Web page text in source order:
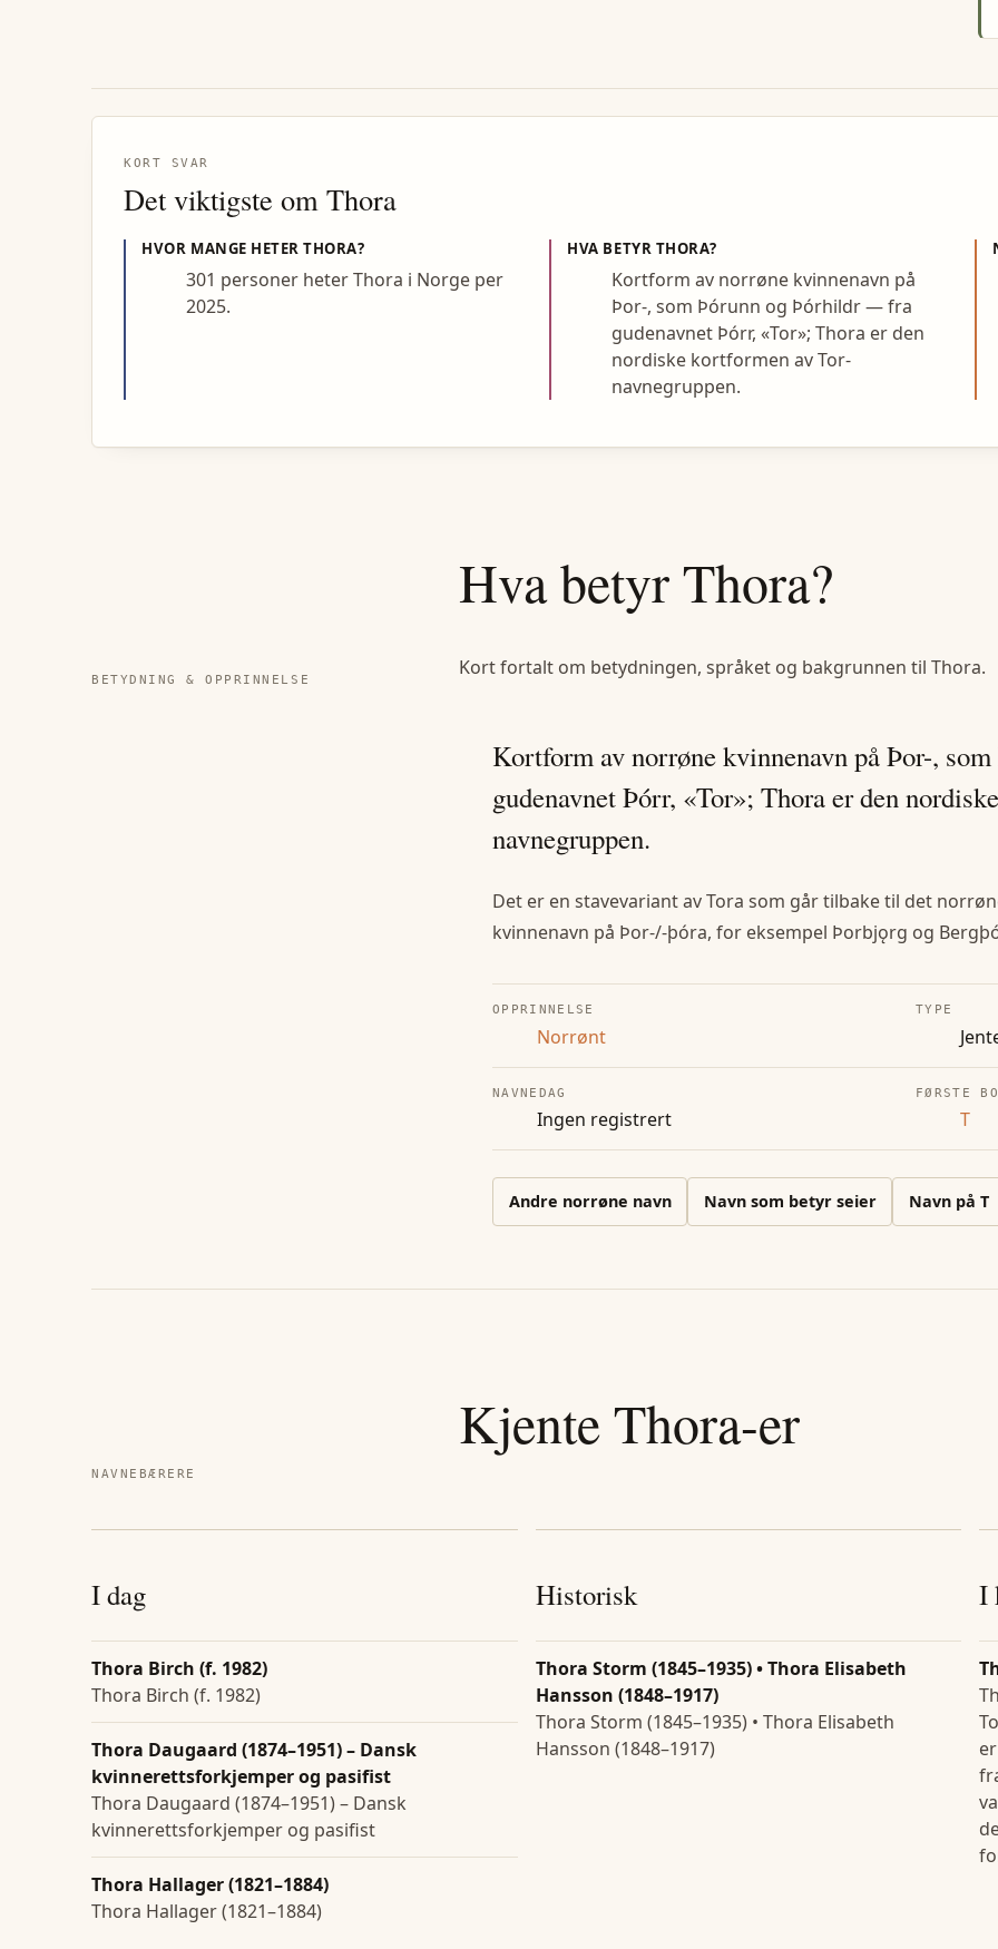
KORT SVAR
Det viktigste om Thora
HVOR MANGE HETERTHORA?
301 personer heter Thora i Norge per
2025.
HVA BETYR THORA?
Kortform av norrøne kvinnenavn på
Þor-, som Þórunn og Þórhildr — fra
gudenavnet Þórr, «Tor»; Thora er den
nordiske kortformen av Tor-
navnegruppen.
BETYDNING & OPPRINNELSE
Hva betyrThora?
Kort fortalt om betydningen, språket og bakgrunnen til Thora.
Kortform av norrøne kvinnenavn på Þor-,
gudenavnet Þórr, «Tor»; Thora er den
navnegruppen.
Det er en stavevariant av Tora som går tilbake til det
kvinnenavn på Þor-/-þóra, for eksempel Þorbjǫrg og
OPPRINNELSE
Norrønt
TYPE
NAVNEDAG
Ingen registrert
FØRSTE
T
Andre norrøne navn Navn som betyr seier Navn på T
NAVNEBÆRERE
KjenteThora-er
I dag
Thora Birch (f. 1982)
Thora Birch (f. 1982)
Thora Daugaard (1874–1951) – Dansk
kvinnerettsforkjemper og pasifist
Thora Daugaard (1874–1951) – Dansk
kvinnerettsforkjemper og pasifist
Thora Hallager (1821–1884)
Thora Hallager (1821–1884)
Historisk
Thora Storm (1845–1935) • Thora Elisabeth
Hansson (1848–1917)
Thora Storm (1845–1935) • Thora Elisabeth
Hansson (1848–1917)
I